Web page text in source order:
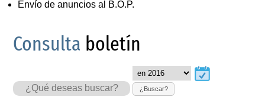
Envío de anuncios al B.O.P.
Consulta boletín
¿Buscar?